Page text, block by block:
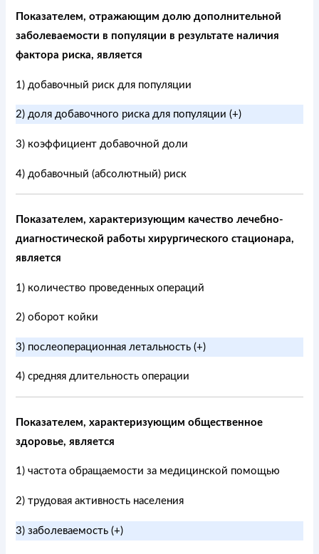
Показателем, отражающим долю дополнительной
заболеваемости в популяции в результате наличия
фактора риска, является
1) добавочный риск для популяции
2) доля добавочного риска для популяции (+)
3) коэффициент добавочной доли
4) добавочный (абсолютный) риск
Показателем, характеризующим качество лечебно-
диагностической работы хирургического стационара,
является
1) количество проведенных операций
2) оборот койки
3) послеоперационная летальность (+)
4) средняя длительность операции
Показателем, характеризующим общественное
здоровье, является
1) частота обращаемости за медицинской помощью
2) трудовая активность населения
3) заболеваемость (+)